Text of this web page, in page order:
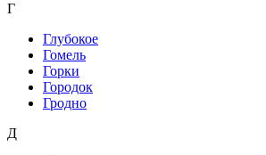
Г
Глубокое
Гомель
Горки
Городок
Гродно
Д